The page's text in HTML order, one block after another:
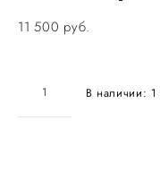
11 500 pуб.
В наличии: 1